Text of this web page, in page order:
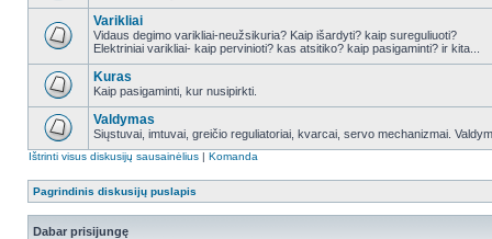
Varikliai
Vidaus degimo varikliai-neužsikuria? Kaip išardyti? kaip sureguliuoti?
Elektriniai varikliai- kaip pervinioti? kas atsitiko? kaip pasigaminti? ir kita...
Kuras
Kaip pasigaminti, kur nusipirkti.
Valdymas
Siųstuvai, imtuvai, greičio reguliatoriai, kvarcai, servo mechanizmai.
Ištrinti visus diskusijų sausainėlius | Komanda
Pagrindinis diskusijų puslapis
Dabar prisijungę